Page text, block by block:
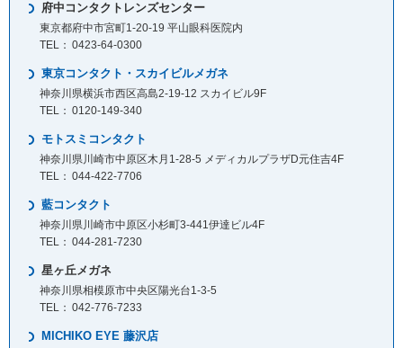
府中コンタクトレンズセンター
東京都府中市宮町1-20-19 平山眼科医院内
0423-64-0300
東京コンタクト・スカイビルメガネ
神奈川県横浜市西区高島2-19-12 スカイビル9F
0120-149-340
モトスミコンタクト
神奈川県川崎市中原区木月1-28-5 メディカルプラザD元住吉4F
044-422-7706
藍コンタクト
神奈川県川崎市中原区小杉町3-441伊達ビル4F
044-281-7230
星ヶ丘メガネ
神奈川県相模原市中央区陽光台1-3-5
042-776-7233
MICHIKO EYE 藤沢店